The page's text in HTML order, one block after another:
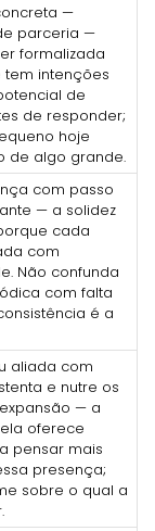
—
parceria —
formalizada
intenções
de
de responder;
hoje
de algo grande.
com passo
— a solidez
cada
com
Não confunda
com falta
é a
aliada com
e nutre os
— a
oferece
pensar mais
presença;
sobre o qual a